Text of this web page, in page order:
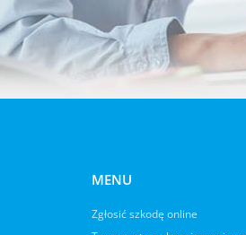
MENU
Zgłosić szkodę online